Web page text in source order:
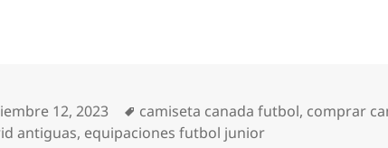
12, 2023 Etiquetas
camiseta canada futbol, comprar
antiguas, equipaciones futbol junior